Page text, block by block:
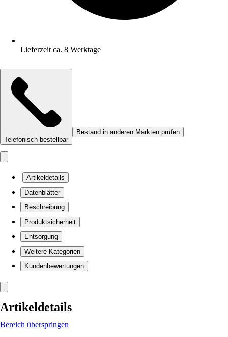
Lieferzeit ca. 8 Werktage
Telefonisch bestellbar
Bestand in anderen Märkten prüfen
Artikeldetails
Datenblätter
Beschreibung
Produktsicherheit
Entsorgung
Weitere Kategorien
Kundenbewertungen
Artikeldetails
Bereich überspringen